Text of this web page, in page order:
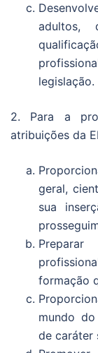
adultos,
legislação.
2. Para a
atribuições da
geral,
sua
formação
mundo
de caráter